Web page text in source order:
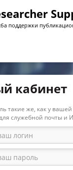
поддержки
кабинет
такие же, как у
служебной почты и